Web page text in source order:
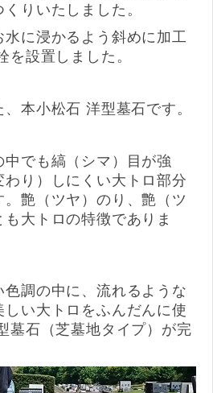
りいたしました。
に浸かるよう斜めに加工
を設置しました。
本小松石 洋型墓石です。
でも縞（シマ）目が強
わり）しにくい大トロ部分
艶（ツヤ）のり、艶（ツ
大トロの特徴でありま
調の中に、流れるような
い大トロをふんだんに使
墓石（芝墓地タイプ）が完